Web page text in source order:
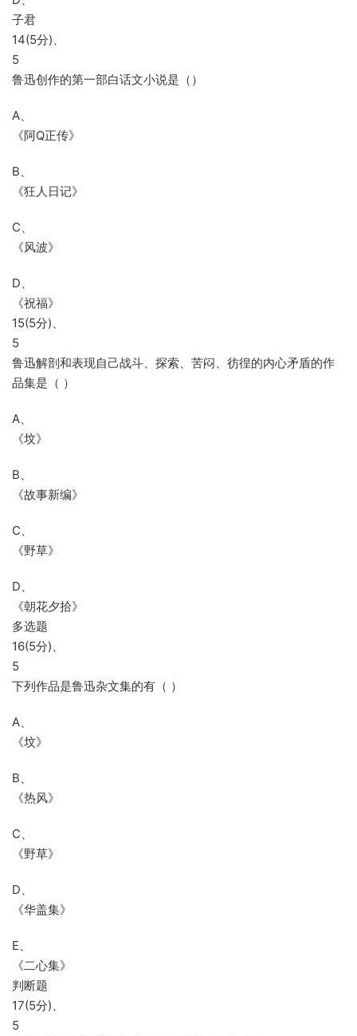
子君
14(5分)、
5
鲁迅创作的第一部白话文小说是（）
A、
《阿Q正传》
B、
《狂人日记》
C、
《风波》
D、
《祝福》
15(5分)、
5
鲁迅解剖和表现自己战斗、探索、苦闷、彷徨的内心矛盾的作
品集是（ ）
A、
《坟》
B、
《故事新编》
C、
《野草》
D、
《朝花夕拾》
多选题
16(5分)、
5
下列作品是鲁迅杂文集的有（ ）
A、
《坟》
B、
《热风》
C、
《野草》
D、
《华盖集》
E、
《二心集》
判断题
17(5分)、
5